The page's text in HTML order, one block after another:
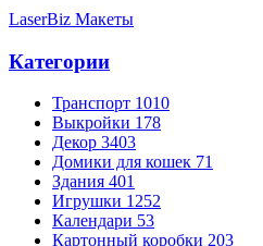
LaserBiz Макеты
Категории
Транспорт 1010
Выкройки 178
Декор 3403
Домики для кошек 71
Здания 401
Игрушки 1252
Календари 53
Картонный коробки 203